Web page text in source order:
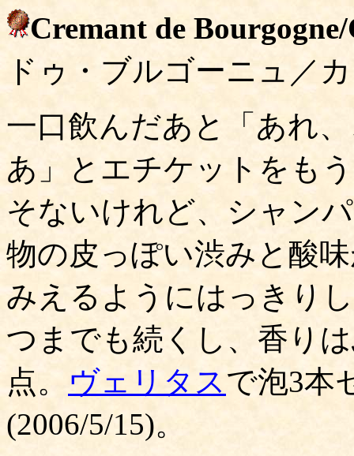
Cremant de
ドゥ・ブルゴーニュ／
一口飲んだあと「あれ
あ」とエチケットをも
そないけれど、シャン
物の皮っぽい渋みと酸
みえるようにはっきり
つまでも続くし、香り
点。 ヴェリタスで泡3本
(2006/5/15)。